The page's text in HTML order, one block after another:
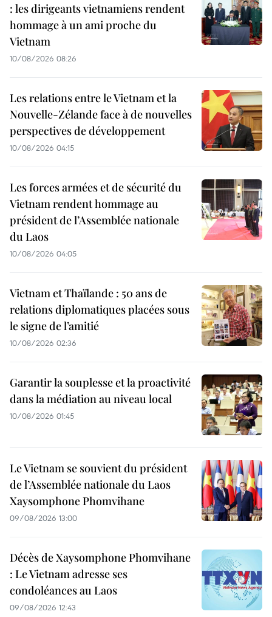
: les dirigeants vietnamiens rendent
hommage à un ami proche du
Vietnam
10/08/2026 08:26
Les relations entre le Vietnam et la
Nouvelle-Zélande face à de nouvelles
perspectives de développement
10/08/2026 04:15
Les forces armées et de sécurité du
Vietnam rendent hommage au
président de l’Assemblée nationale
du Laos
10/08/2026 04:05
Vietnam et Thaïlande : 50 ans de
relations diplomatiques placées sous
le signe de l’amitié
10/08/2026 02:36
Garantir la souplesse et la proactivité
dans la médiation au niveau local
10/08/2026 01:45
Le Vietnam se souvient du président
de l’Assemblée nationale du Laos
Xaysomphone Phomvihane
09/08/2026 13:00
Décès de Xaysomphone Phomvihane
: Le Vietnam adresse ses
condoléances au Laos
09/08/2026 12:43